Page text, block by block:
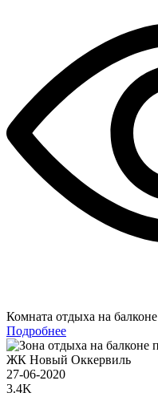
Комната отдыха на балконе
Подробнее
ЖК Новый Оккервиль
27-06-2020
3.4K